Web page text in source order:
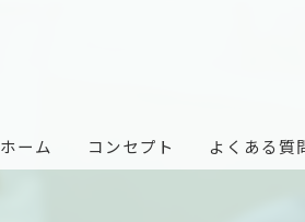
ホーム コンセプト よくある質